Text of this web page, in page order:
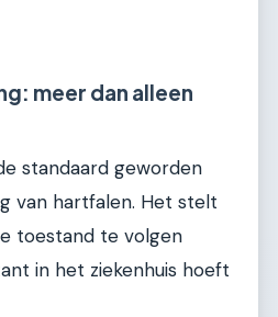
meer dan alleen
standaard geworden
van hartfalen. Het stelt
toestand te volgen
in het ziekenhuis hoeft